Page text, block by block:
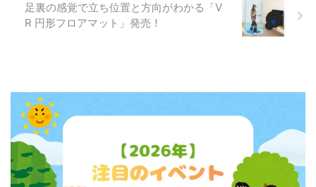
足裏の感覚で立ち位置と方向がわかる「V
R 円形フロアマット」発売！